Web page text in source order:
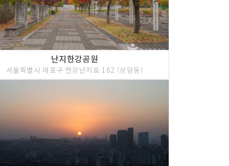
난지한강공원
서울특별시 마포구 한강난지로 162 (상암동)